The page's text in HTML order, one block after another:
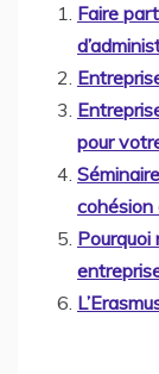
Faire
pour
cohésion
Pourquoi